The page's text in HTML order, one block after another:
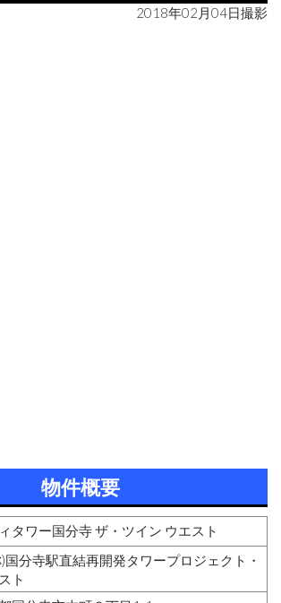
2018年02月04日撮影
物件概要
タワー国分寺 ザ・ツイン ウエスト
国分寺駅直結再開発タワープロジェクト・
ト